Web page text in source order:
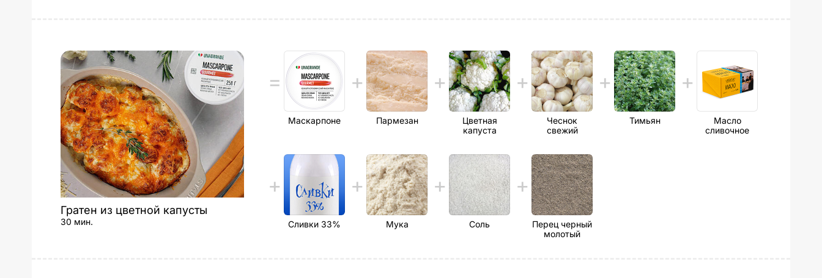
Гратен из цветной капусты
30 мин.
Маскарпоне Пармезан
Цветная
капуста
Чеснок
свежий
Тимьян
Масло
сливочное
Сливки 33% Мука Соль
Перец черный
молотый